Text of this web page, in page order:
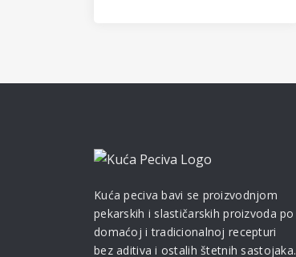
Kuća peciva bavi se proizvodnjom
pekarskih i slastičarskih proizvoda po
domaćoj i tradicionalnoj recepturi
bez aditiva i ostalih štetnih sastojaka.